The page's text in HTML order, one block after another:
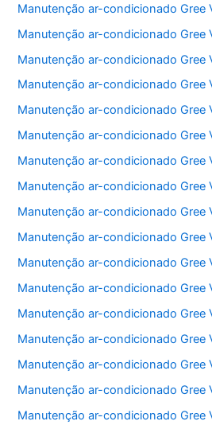
Manutenção ar-condicionado Gree
Manutenção ar-condicionado Gree
Manutenção ar-condicionado Gree
Manutenção ar-condicionado Gree
Manutenção ar-condicionado Gree
Manutenção ar-condicionado Gree
Manutenção ar-condicionado Gree
Manutenção ar-condicionado Gree
Manutenção ar-condicionado Gree
Manutenção ar-condicionado Gree
Manutenção ar-condicionado Gree
Manutenção ar-condicionado Gree
Manutenção ar-condicionado Gree
Manutenção ar-condicionado Gree
Manutenção ar-condicionado Gree
Manutenção ar-condicionado Gree
Manutenção ar-condicionado Gree